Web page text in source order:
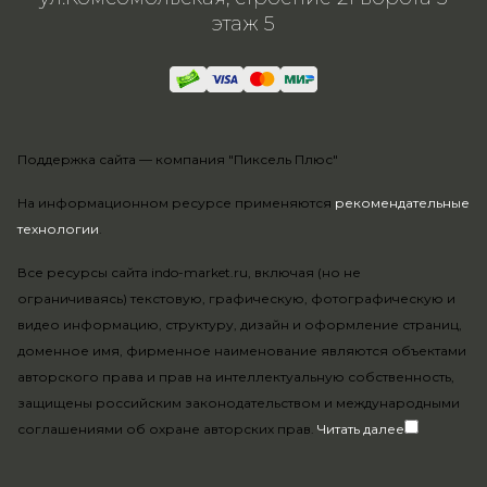
На информационном ресурсе применяются рекомендательные
технологии.
Все ресурсы сайта indo-market.ru, включая (но не
ограничиваясь) текстовую, графическую, фотографическую и
видео информацию, структуру, дизайн и оформление страниц,
доменное имя, фирменное наименование являются объектами
авторского права и прав на интеллектуальную собственность,
защищены российским законодательством и международными
соглашениями об охране авторских прав. Читать далее
этаж 5
Поддержка сайта — компания "Пиксель Плюс"